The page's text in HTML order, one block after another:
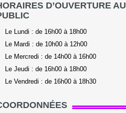
D’OUVERTURE AU
Le Lundi : de 16h00 à 18h00
Le Mardi : de 10h00 à 12h00
Le Mercredi : de 14h00 à 16h00
Le Jeudi : de 16h00 à 18h00
Le Vendredi : de 16h00 à 18h30